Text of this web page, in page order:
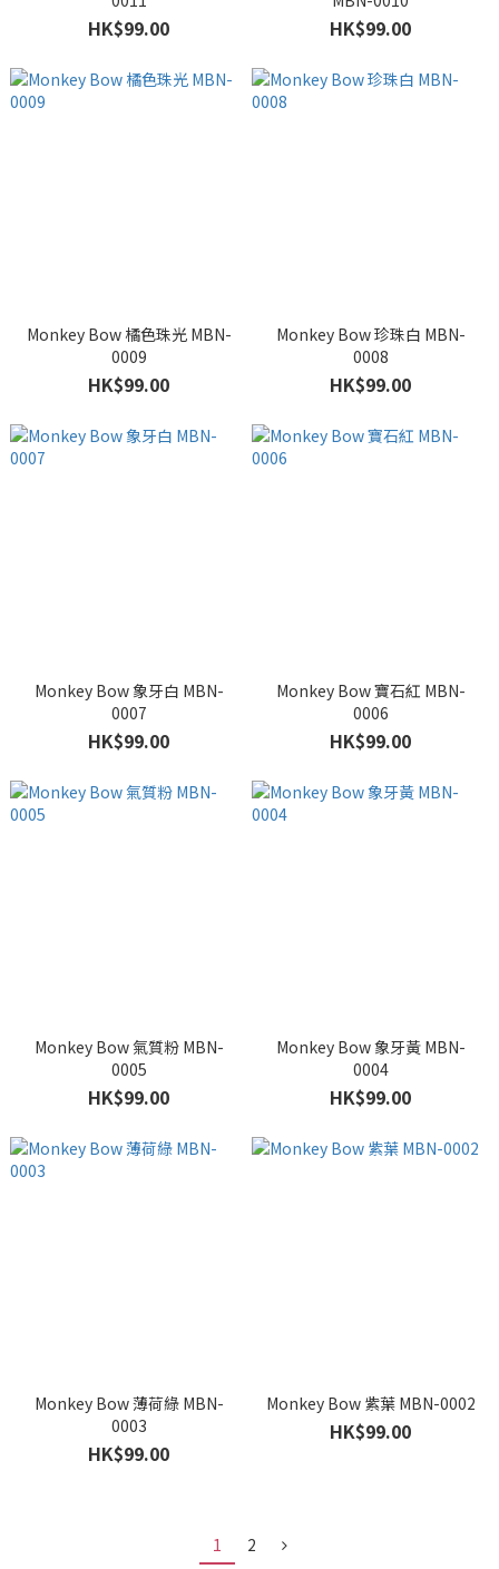
HK$99.00 HK$99.00
Monkey Bow 橘色珠光 MBN-
0009
HK$99.00
Monkey Bow 珍珠白 MBN-
0008
HK$99.00
Monkey Bow 象牙白 MBN-
0007
HK$99.00
Monkey Bow 寶石紅 MBN-
0006
HK$99.00
Monkey Bow 氣質粉 MBN-
0005
HK$99.00
Monkey Bow 象牙黃 MBN-
0004
HK$99.00
Monkey Bow 薄荷綠 MBN-
0003
HK$99.00
Monkey Bow 紫葉 MBN-0002
HK$99.00
1 2